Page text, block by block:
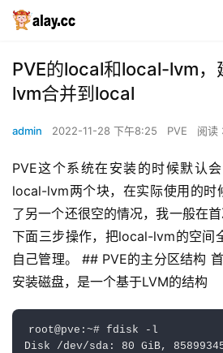
PVE的local和local-lvm，
lvm合并到local
admin 2022-11-28 下午8:25 PVE 阅读
PVE这个系统在安装的时候默认
local-lvm两个块，在实际使用的时
了另一个还很空的情况，我一般在
下面三步操作，把local-lvm的空间
自己管理。 ## PVE的主分区结构
安装磁盘，是一个基于LVM的结构
root@pve:~# fdisk -l
Disk /dev/sda: 80 GiB,